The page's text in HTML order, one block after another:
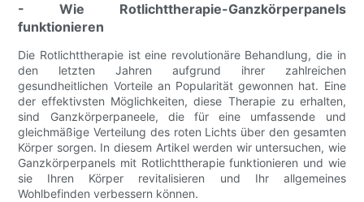
- Wie Rotlichttherapie-Ganzkörperpanels
funktionieren
Die Rotlichttherapie ist eine revolutionäre Behandlung, die in
den letzten Jahren aufgrund ihrer zahlreichen
gesundheitlichen Vorteile an Popularität gewonnen hat. Eine
der effektivsten Möglichkeiten, diese Therapie zu erhalten,
sind Ganzkörperpaneele, die für eine umfassende und
gleichmäßige Verteilung des roten Lichts über den gesamten
Körper sorgen. In diesem Artikel werden wir untersuchen, wie
Ganzkörperpanels mit Rotlichttherapie funktionieren und wie
sie Ihren Körper revitalisieren und Ihr allgemeines
Wohlbefinden verbessern können.